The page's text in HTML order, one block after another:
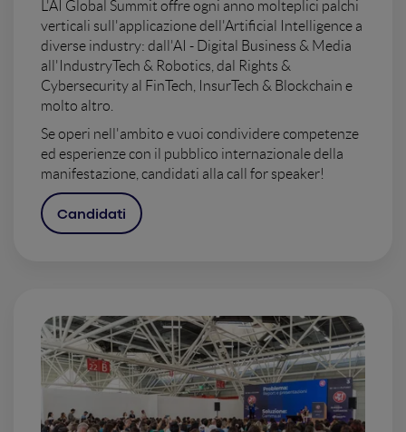
L'AI Global Summit offre ogni anno molteplici palchi
verticali sull'applicazione dell'Artificial Intelligence a
diverse industry: dall'AI - Digital Business & Media
all'IndustryTech & Robotics, dal Rights &
Cybersecurity al FinTech, InsurTech & Blockchain e
molto altro.
Se operi nell'ambito e vuoi condividere competenze
ed esperienze con il pubblico internazionale della
manifestazione, candidati alla call for speaker!
Candidati